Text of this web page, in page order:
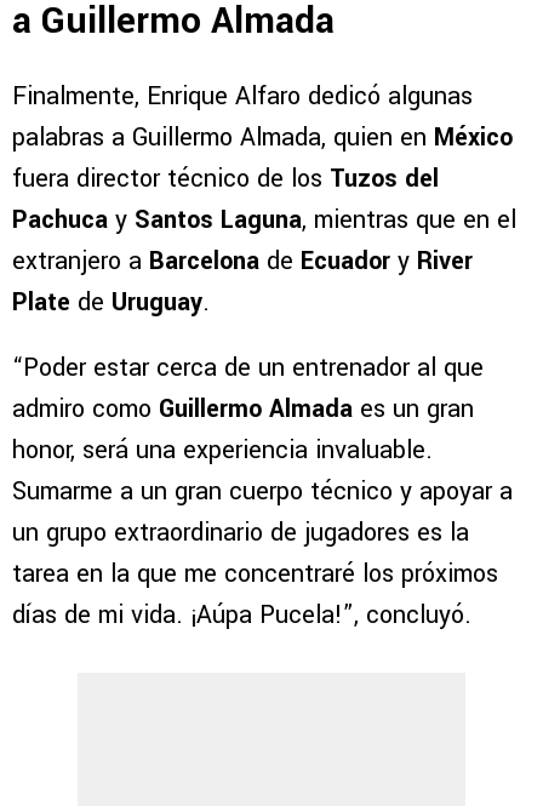
a Guillermo Almada
Finalmente, Enrique Alfaro dedicó algunas
palabras a Guillermo Almada, quien en México
fuera director técnico de los Tuzos del
Pachuca y Santos Laguna, mientras que en el
extranjero a Barcelona de Ecuador y River
Plate de Uruguay.
“Poder estar cerca de un entrenador al que
admiro como Guillermo Almada es un gran
honor, será una experiencia invaluable.
Sumarme a un gran cuerpo técnico y apoyar a
un grupo extraordinario de jugadores es la
tarea en la que me concentraré los próximos
días de mi vida. ¡Aúpa Pucela!”, concluyó.